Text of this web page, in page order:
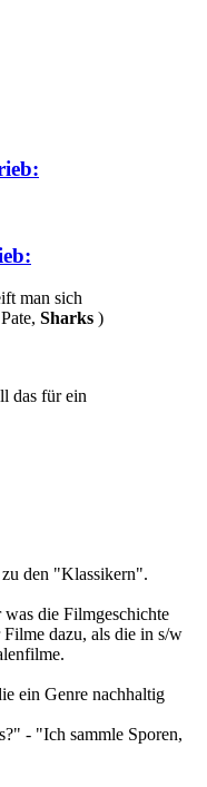
man sich
Sharks )
das für ein
den "Klassikern".
die Filmgeschichte
dazu, als die in s/w
ein Genre nachhaltig
- "Ich sammle Sporen,